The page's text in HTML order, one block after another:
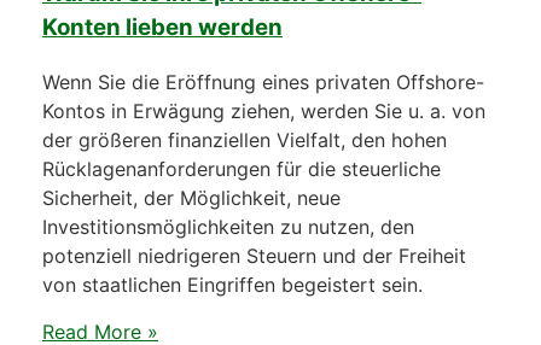
Konten lieben werden
Wenn Sie die Eröffnung eines privaten Offshore-
Kontos in Erwägung ziehen, werden Sie u. a. von
der größeren finanziellen Vielfalt, den hohen
Rücklagenanforderungen für die steuerliche
Sicherheit, der Möglichkeit, neue
Investitionsmöglichkeiten zu nutzen, den
potenziell niedrigeren Steuern und der Freiheit
von staatlichen Eingriffen begeistert sein.
Read More »